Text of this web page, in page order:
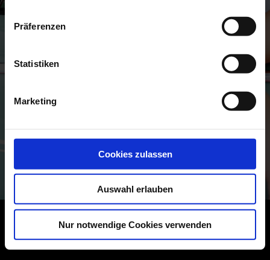
Präferenzen
Statistiken
Marketing
Cookies zulassen
Auswahl erlauben
Nur notwendige Cookies verwenden